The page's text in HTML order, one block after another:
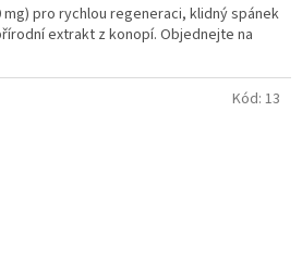
mg) pro rychlou regeneraci, klidný spánek
extrakt z konopí. Objednejte na
Kód: 13